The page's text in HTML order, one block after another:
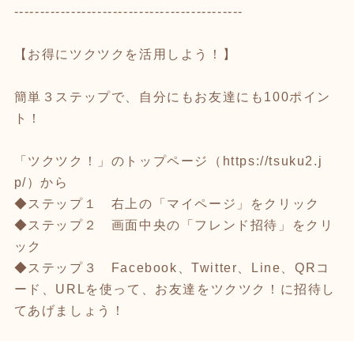
--------------------------------------------
【お得にツクツクを活用しよう！】
簡単３ステップで、自分にもお友達にも100ポイン
ト！
「ツクツク！」のトップページ（ https://tsuku2.j
p/）から
◆ステップ１ 右上の「マイページ」をクリック
◆ステップ２ 画面中央の「フレンド招待」をクリ
ック
◆ステップ３ Facebook、Twitter、Line、QRコ
ード、URLを使って、お友達をツクツク！に招待し
てあげましょう！